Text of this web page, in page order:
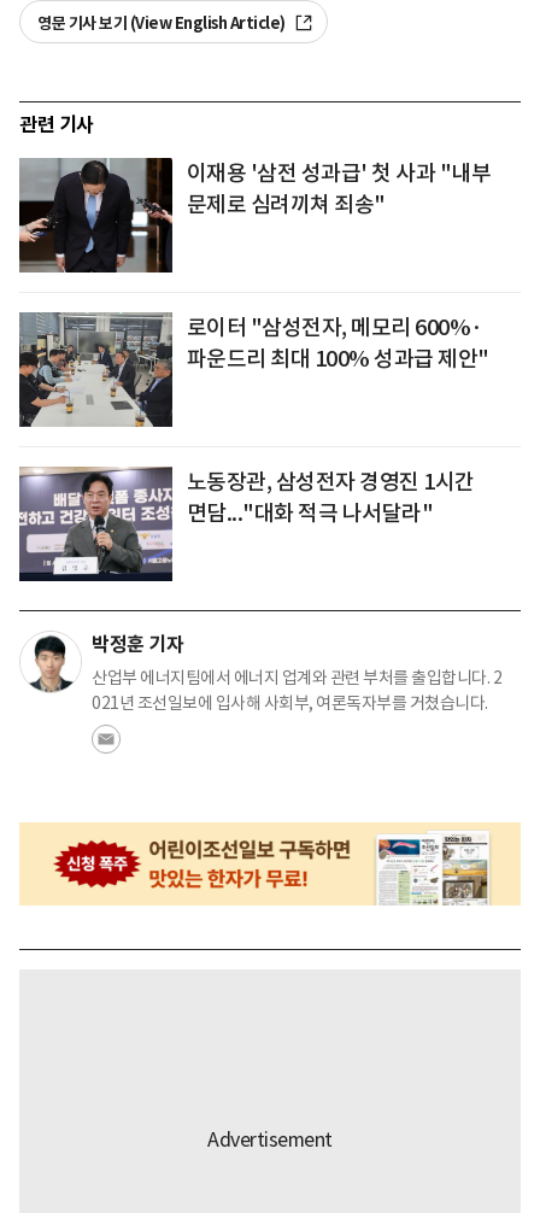
영문 기사 보기 (View English Article)
관련 기사
이재용 '삼전 성과급' 첫 사과 "내부
문제로 심려끼쳐 죄송"
로이터 "삼성전자, 메모리 600%·
파운드리 최대 100% 성과급 제안"
노동장관, 삼성전자 경영진 1시간
면담..."대화 적극 나서달라"
박정훈 기자
산업부 에너지팀에서 에너지 업계와 관련 부처를 출입합니다. 2
021년 조선일보에 입사해 사회부, 여론독자부를 거쳤습니다.